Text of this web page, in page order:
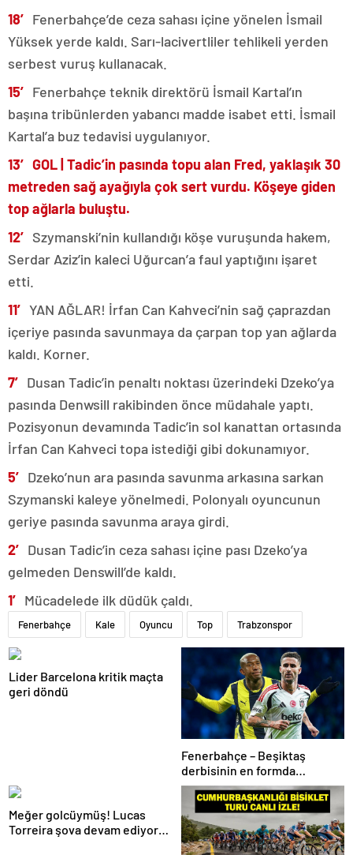
18′ Fenerbahçe’de ceza sahası içine yönelen İsmail
Yüksek yerde kaldı. Sarı-lacivertliler tehlikeli yerden
serbest vuruş kullanacak.
15′ Fenerbahçe teknik direktörü İsmail Kartal’ın
başına tribünlerden yabancı madde isabet etti. İsmail
Kartal’a buz tedavisi uygulanıyor.
13′ GOL | Tadic’in pasında topu alan Fred, yaklaşık 30
metreden sağ ayağıyla çok sert vurdu. Köşeye giden
top ağlarla buluştu.
12′ Szymanski’nin kullandığı köşe vuruşunda hakem,
Serdar Aziz’in kaleci Uğurcan’a faul yaptığını işaret
etti.
11′ YAN AĞLAR! İrfan Can Kahveci’nin sağ çaprazdan
içeriye pasında savunmaya da çarpan top yan ağlarda
kaldı. Korner.
7′ Dusan Tadic’in penaltı noktası üzerindeki Dzeko’ya
pasında Denwsill rakibinden önce müdahale yaptı.
Pozisyonun devamında Tadic’in sol kanattan ortasında
İrfan Can Kahveci topa istediği gibi dokunamıyor.
5′ Dzeko’nun ara pasında savunma arkasına sarkan
Szymanski kaleye yönelmedi. Polonyalı oyuncunun
geriye pasında savunma araya girdi.
2′ Dusan Tadic’in ceza sahası içine pası Dzeko’ya
gelmeden Denswill’de kaldı.
1′ Mücadelede ilk düdük çaldı.
Fenerbahçe Kale Oyuncu Top Trabzonspor
Lider Barcelona kritik maçta
geri döndü
Fenerbahçe – Beşiktaş
derbisinin en formda
ayakları: Anderson Talisca ve
Rafa Silva
Meğer golcüymüş! Lucas
Torreira şova devam ediyor…